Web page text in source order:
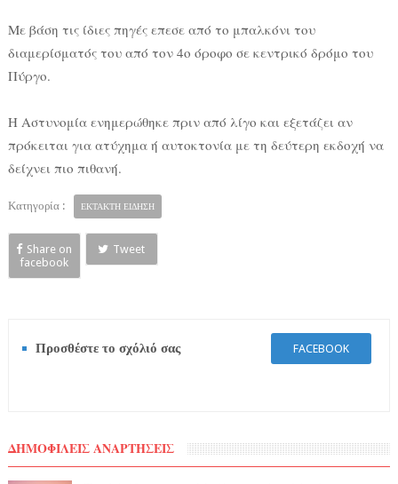
Με βάση τις ίδιες πηγές επεσε από το μπαλκόνι του
διαμερίσματός του από τον 4ο όροφο σε κεντρικό δρόμο του
Πύργο.
Η Αστυνομία ενημερώθηκε πριν από λίγο και εξετάζει αν
πρόκειται για ατύχημα ή αυτοκτονία με τη δεύτερη εκδοχή να
δείχνει πιο πιθανή.
Κατηγορία : ΕΚΤΑΚΤΗ ΕΙΔΗΣΗ
Share on
facebook
Tweet
Προσθέστε το σχόλιό σας FACEBOOK
ΔΗΜΟΦΙΛΕΙΣ ΑΝΑΡΤΗΣΕΙΣ